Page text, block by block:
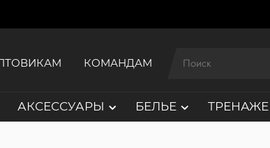
КОМАНДАМ
АКСЕССУАРЫ БЕЛЬЕ